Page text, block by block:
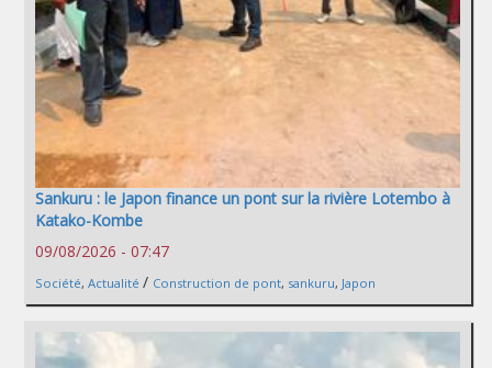
Sankuru : le Japon finance un pont sur la rivière Lotembo à
Katako-Kombe
09/08/2026 - 07:47
Société, Actualité / Construction de pont, sankuru, Japon